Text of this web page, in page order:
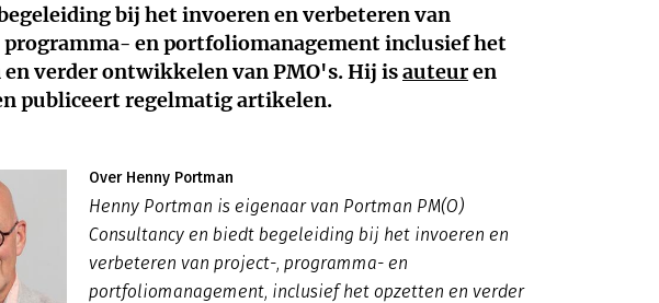
bij het invoeren en verbeteren van
en portfoliomanagement inclusief het
verder ontwikkelen van PMO's. Hij isauteuren
publiceert regelmatig artikelen.
Over Henny Portman
Henny Portman is eigenaar van Portman PM(O)
Consultancy en biedt begeleiding bij het invoeren en
verbeteren van project-, programma- en
portfoliomanagement, inclusief het opzetten en verder